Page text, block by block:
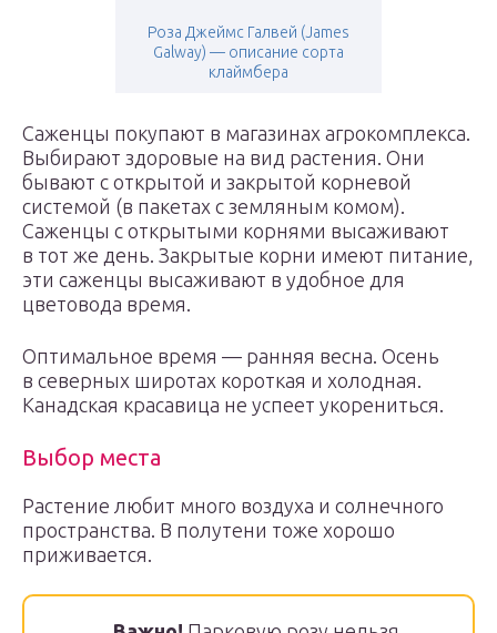
Роза Джеймс Галвей (James
Galway) — описание сорта
клаймбера
Саженцы покупают в магазинах агрокомплекса.
Выбирают здоровые на вид растения. Они
бывают с открытой и закрытой корневой
системой (в пакетах с земляным комом).
Саженцы с открытыми корнями высаживают
в тот же день. Закрытые корни имеют питание,
эти саженцы высаживают в удобное для
цветовода время.
Оптимальное время — ранняя весна. Осень
в северных широтах короткая и холодная.
Канадская красавица не успеет укорениться.
Выбор места
Растение любит много воздуха и солнечного
пространства. В полутени тоже хорошо
приживается.